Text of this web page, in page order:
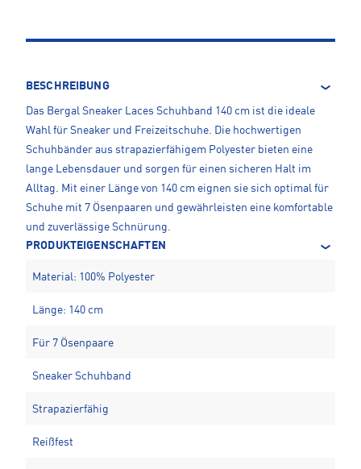
BESCHREIBUNG
Das Bergal Sneaker Laces Schuhband 140 cm ist die ideale
Wahl für Sneaker und Freizeitschuhe. Die hochwertigen
Schuhbänder aus strapazierfähigem Polyester bieten eine
lange Lebensdauer und sorgen für einen sicheren Halt im
Alltag. Mit einer Länge von 140 cm eignen sie sich optimal für
Schuhe mit 7 Ösenpaaren und gewährleisten eine komfortable
und zuverlässige Schnürung.
PRODUKTEIGENSCHAFTEN
Material: 100% Polyester
Länge: 140 cm
Für 7 Ösenpaare
Sneaker Schuhband
Strapazierfähig
Reißfest